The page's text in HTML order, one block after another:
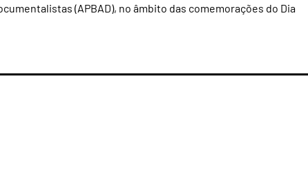
(APBAD), no âmbito das comemorações do Dia